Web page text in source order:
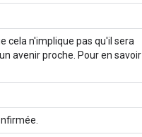
cela n'implique pas qu'il sera
avenir proche. Pour en savoir